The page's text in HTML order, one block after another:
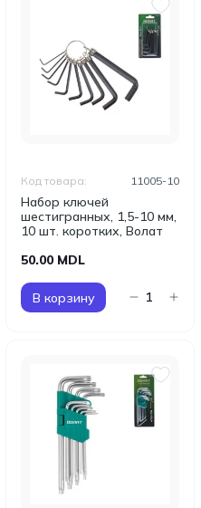
Набор ключей
шестигранных, 1,5-10 мм,
10 шт. коротких, Волат
Код товара: 11005-10
50.00 MDL
В корзину